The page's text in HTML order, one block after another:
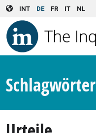
Skip to main content
INT DE FR IT NL
Schlagwörter